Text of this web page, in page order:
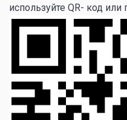
используйте QR- код